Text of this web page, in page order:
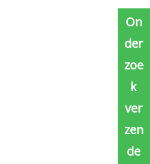
On
der
zoe
k
ver
zen
de